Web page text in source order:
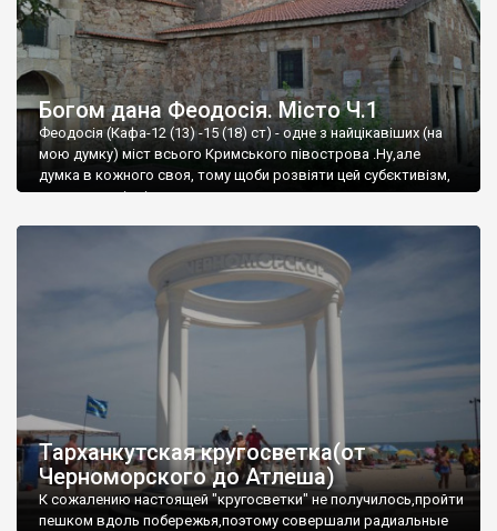
Богом дана Феодосія. Місто Ч.1
Феодосія (Кафа-12 (13) -15 (18) ст) - одне з найцікавіших (на
мою думку) міст всього Кримського півострова .Ну,але
думка в кожного своя, тому щоби розвіяти цей субєктивізм,
запрошую відвідати це
Тарханкутская кругосветка(от
Черноморского до Атлеша)
К сожалению настоящей "кругосветки" не получилось,пройти
пешком вдоль побережья,поэтому совершали радиальные